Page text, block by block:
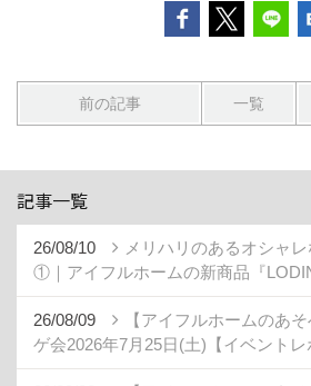
前の記事 一覧
記事一覧
26/08/10
メリハリのあるオシャ
①｜アイフルホームの新商品『
26/08/09
【アイフルホームのあ
ゲ会2026年7月25日(土)【イベントレ